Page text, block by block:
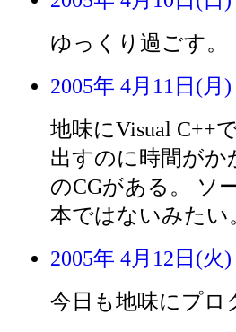
ゆっくり過ごす。
2005年 4月11日(月)
地味にVisual C++
出すのに時間がか
のCGがある。 ソ
本ではないみたい
2005年 4月12日(火)
今日も地味にプロ